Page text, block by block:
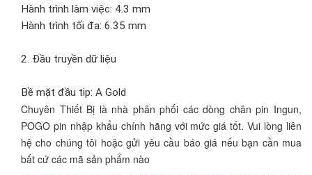
Hành trình làm việc: 4.3 mm
Hành trình tối đa: 6.35 mm
2. Đầu truyền dữ liệu
Bề mặt đầu tip: A Gold
Chuyên Thiết Bị là nhà phân phối các dòng chân pin Ingun,
POGO pin nhập khẩu chính hãng với mức giá tốt. Vui lòng liên
hệ cho chúng tôi hoặc gửi yêu cầu báo giá nếu bạn cần mua
bất cứ các mã sản phẩm nào